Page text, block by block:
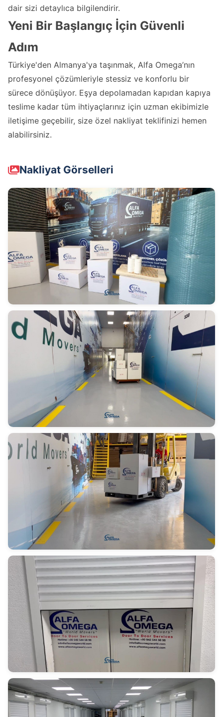
dair sizi detaylıca bilgilendirir.
Yeni Bir Başlangıç İçin Güvenli
Adım
Türkiye'den Almanya'ya taşınmak, Alfa Omega’nın
profesyonel çözümleriyle stessiz ve konforlu bir
sürece dönüşüyor. Eşya depolamadan kapıdan kapıya
teslime kadar tüm ihtiyaçlarınız için uzman ekibimizle
iletişime geçebilir, size özel nakliyat teklifinizi hemen
alabilirsiniz.
Nakliyat Görselleri